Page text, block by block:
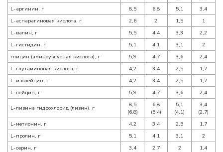
L-аргинин, г
8,5 6,8 5,1
3,4
L-аспарагиновая кислота, г
2,6 2 1,5
1
L-валин, г
5,5 4,4 3,3
2,2
L-гистидин, г
5,1 4,1 3,1
2
глицин (аминоуксусная кислота), г
5,9 4,7 3,6
2,4
L-глутаминовая кислота, г
4,2 3,4 2,5
1,7
L-изолейцин, г
4,2 3,4 2,5
1,7
L-лейцин, г
5,9 4,7 3,6 2,4
L-лизина гидрохлорид (лизин), г
8,5
(6,8)
6,8
(5,4)
5,1
(4,1)
3,4
(2,7)
L-метионин, г
4,2 3,4 2,5
1,7
L-пролин, г
5,1 4,1 3,1
2
L-серин, г
3,4 2,7 2
1,4